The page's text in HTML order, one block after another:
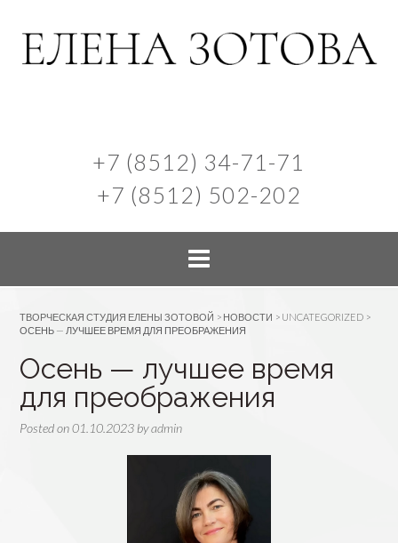
+7 (8512) 34-71-71
+7 (8512) 502-202
ТВОРЧЕСКАЯ СТУДИЯ ЕЛЕНЫ ЗОТОВОЙ > НОВОСТИ > UNCATEGORIZED >
ОСЕНЬ — ЛУЧШЕЕ ВРЕМЯ ДЛЯ ПРЕОБРАЖЕНИЯ
Осень — лучшее время
для преображения
Posted on01.10.2023 byadmin